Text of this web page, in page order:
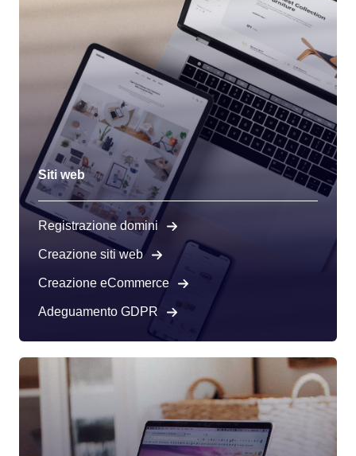
Siti web
Registrazione domini
Creazione siti web
Creazione eCommerce
Adeguamento GDPR